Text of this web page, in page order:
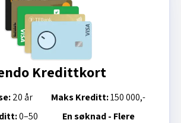
Kredittkort
20 år Maks Kreditt:150 000,-
0–50
En søknad - Flere